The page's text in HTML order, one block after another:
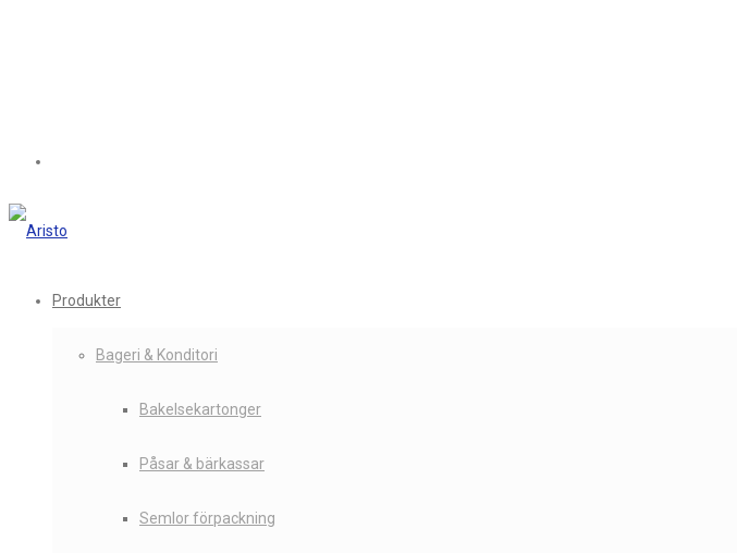
Produkter
Bageri & Konditori
Bakelsekartonger
Påsar & bärkassar
Semlor förpackning